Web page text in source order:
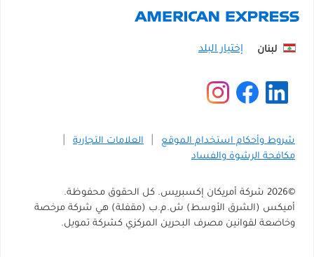
لبنان
شروط وأحكام استخدام الموقع
العلامات التجارية
مكافحة الرشوة والفساد
©
2026 شركة أمريكان إكسبريس. كل الحقوق محفوظة.
أميكس (الشرق الأوسط) ش.م.ب (مقفلة) هي شركة مرخصة
وخاضعة لقوانين مصرف البحرين المركزي كشركة تمويل.